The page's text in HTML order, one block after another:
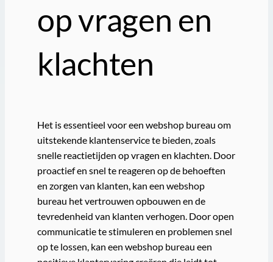
op vragen en
klachten
Het is essentieel voor een webshop bureau om
uitstekende klantenservice te bieden, zoals
snelle reactietijden op vragen en klachten. Door
proactief en snel te reageren op de behoeften
en zorgen van klanten, kan een webshop
bureau het vertrouwen opbouwen en de
tevredenheid van klanten verhogen. Door open
communicatie te stimuleren en problemen snel
op te lossen, kan een webshop bureau een